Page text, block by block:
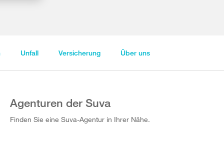
Unfall Versicherung Über uns
Agenturen der Suva
Finden Sie eine Suva-Agentur in Ihrer Nähe.